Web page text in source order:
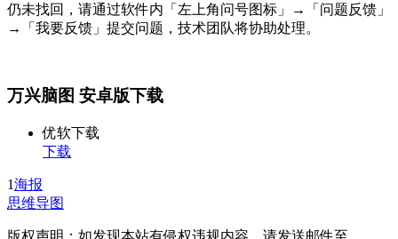
仍未找回，请通过软件内「左上角问号图标」→「问题反馈」
→「我要反馈」提交问题，技术团队将协助处理。
万兴脑图 安卓版下载
优软下载
下载
1海报
思维导图
版权声明：如发现本站有侵权违规内容，请发送邮件至